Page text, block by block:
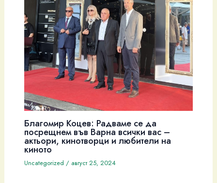
Благомир Коцев: Радваме се да
посрещнем във Варна всички вас –
актьори, кинотворци и любители на
киното
Uncategorized / август 25, 2024